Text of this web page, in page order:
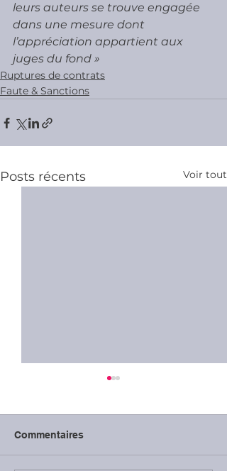
leurs auteurs se trouve engagée
dans une mesure dont
l’appréciation appartient aux
juges du fond »
Ruptures de contrats
Faute & Sanctions
Posts récents Voir tout
Commentaires